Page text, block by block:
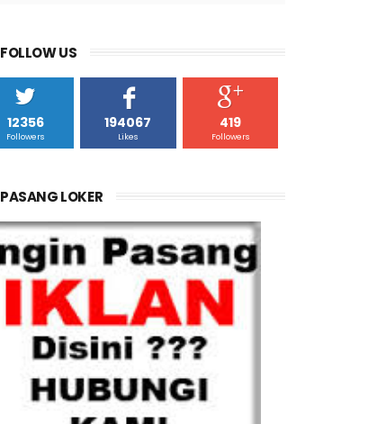
FOLLOW US
12356
Followers
194067
Likes
419
Followers
PASANG LOKER